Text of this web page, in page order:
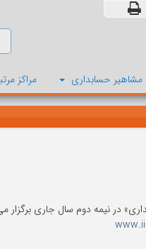
مشاهیر حسابداری مراکز
در نیمه دوم سال جاری برگزار